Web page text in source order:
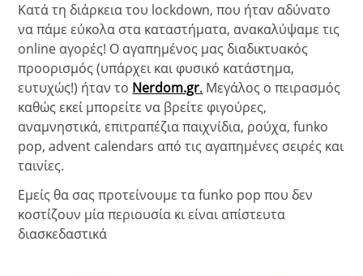
Κατά τη διάρκεια του lockdown, που ήταν αδύνατο
να πάμε εύκολα στα καταστήματα, ανακαλύψαμε τις
online αγορές! Ο αγαπημένος μας διαδικτυακός
προορισμός (υπάρχει και φυσικό κατάστημα,
ευτυχώς!) ήταν το Nerdom.gr. Μεγάλος ο πειρασμός
καθώς εκεί μπορείτε να βρείτε φιγούρες,
αναμνηστικά, επιτραπέζια παιχνίδια, ρούχα, funko
pop, advent calendars από τις αγαπημένες σειρές και
ταινίες.
Εμείς θα σας προτείνουμε τα funko pop που δεν
κοστίζουν μία περιουσία κι είναι απίστευτα
διασκεδαστικά